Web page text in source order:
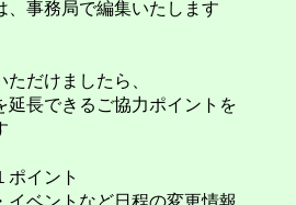
事務局で編集いたします
だけましたら、
長できるご協力ポイントを
イント
ベントなど日程の変更情報